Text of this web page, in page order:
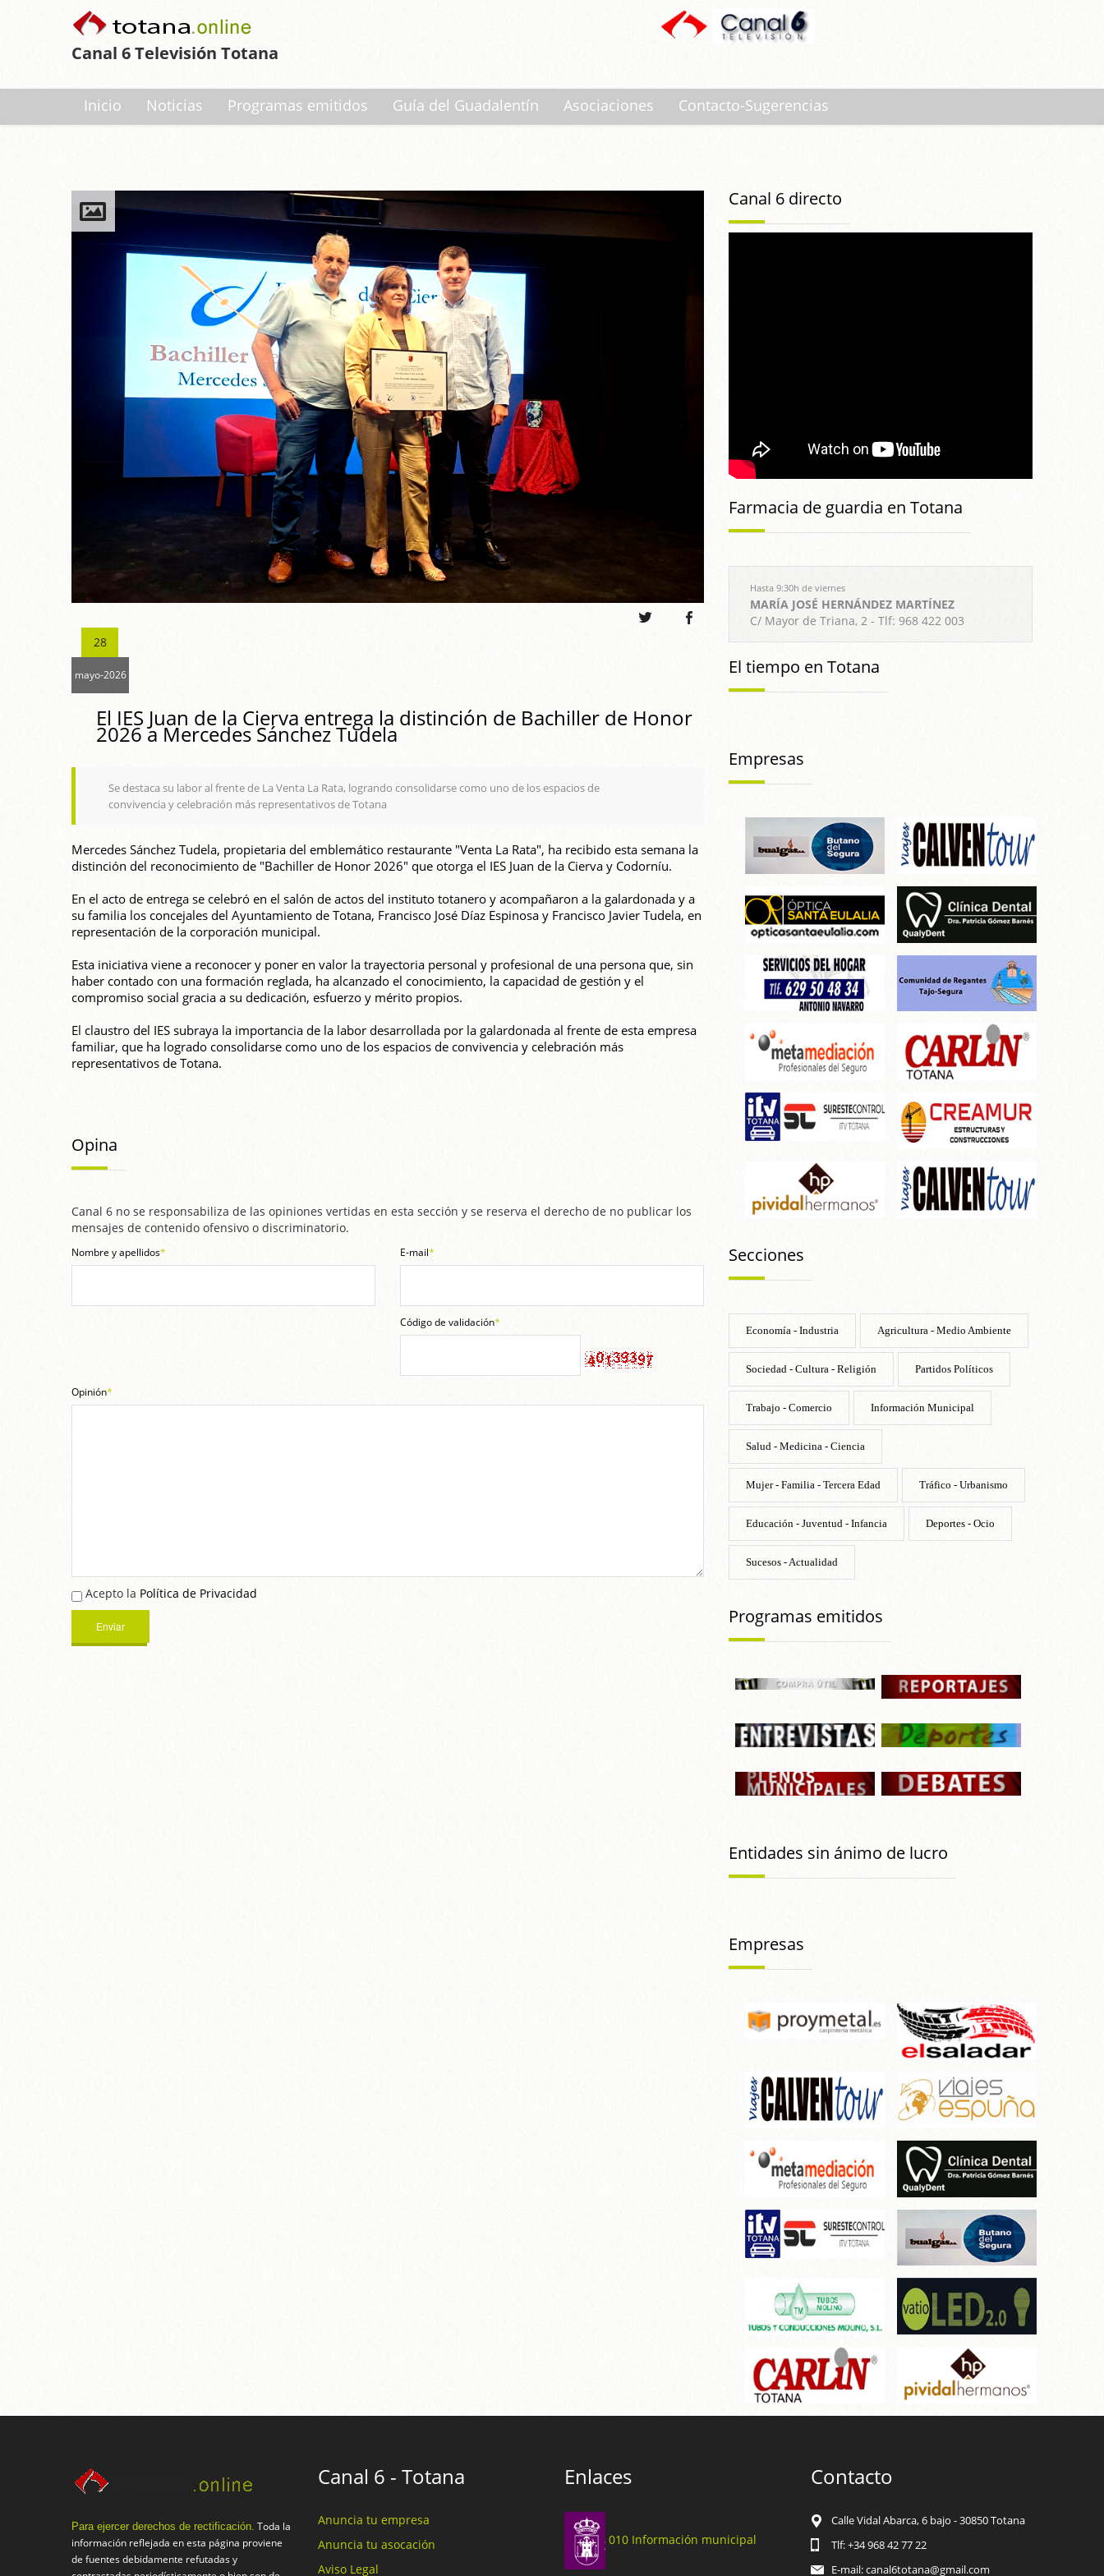
Canal 6 Televisión Totana
Inicio Noticias Programas emitidos Guía del Guadalentín Asociaciones Contacto-Sugerencias
28
mayo-2026
El IES Juan de la Cierva entrega la distinción de Bachiller de Honor
2026 a Mercedes Sánchez Tudela
Se destaca su labor al frente de La Venta La Rata, logrando consolidarse como uno de los espacios de
convivencia y celebración más representativos de Totana
Mercedes Sánchez Tudela, propietaria del emblemático restaurante "Venta La Rata", ha recibido esta semana la
distinción del reconocimiento de "Bachiller de Honor 2026" que otorga el IES Juan de la Cierva y Codorníu.
En el acto de entrega se celebró en el salón de actos del instituto totanero y acompañaron a la galardonada y a
su familia los concejales del Ayuntamiento de Totana, Francisco José Díaz Espinosa y Francisco Javier Tudela, en
representación de la corporación municipal.
Esta iniciativa viene a reconocer y poner en valor la trayectoria personal y profesional de una persona que, sin
haber contado con una formación reglada, ha alcanzado el conocimiento, la capacidad de gestión y el
compromiso social gracia a su dedicación, esfuerzo y mérito propios.
El claustro del IES subraya la importancia de la labor desarrollada por la galardonada al frente de esta empresa
familiar, que ha logrado consolidarse como uno de los espacios de convivencia y celebración más
representativos de Totana.
Opina
Canal 6 no se responsabiliza de las opiniones vertidas en esta sección y se reserva el derecho de no publicar los
mensajes de contenido ofensivo o discriminatorio.
Nombre y apellidos* E-mail*
Código de validación*
Opinión*
Acepto la Política de Privacidad
Canal 6 directo
Farmacia de guardia en Totana
Hasta 9:30h de viernes
MARÍA JOSÉ HERNÁNDEZ MARTÍNEZ
C/ Mayor de Triana, 2 - Tlf: 968 422 003
El tiempo en Totana
Empresas
Secciones
Economía - Industria Agricultura - Medio Ambiente
Sociedad - Cultura - Religión Partidos Políticos
Trabajo - Comercio Información Municipal
Salud - Medicina - Ciencia
Mujer - Familia - Tercera Edad Tráfico - Urbanismo
Educación - Juventud - Infancia Deportes - Ocio
Sucesos - Actualidad
Programas emitidos
Entidades sin ánimo de lucro
Empresas
Para ejercer derechos de rectificación. Toda la
información reflejada en esta página proviene
de fuentes debidamente refutadas y
Canal 6 - Totana
Anuncia tu empresa
Anuncia tu asocación
Aviso Legal
Enlaces
010 Información municipal
Contacto
Calle Vidal Abarca, 6 bajo - 30850 Totana
Tlf: +34 968 42 77 22
E-mail: canal6totana@gmail.com